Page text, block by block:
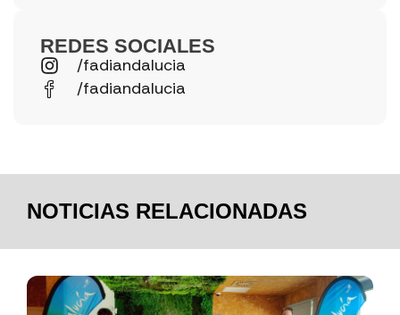
REDES SOCIALES
/fadiandalucia
/fadiandalucia
NOTICIAS RELACIONADAS